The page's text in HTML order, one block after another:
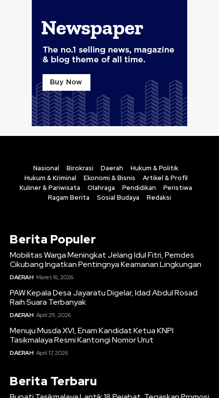
Nasional Birokrasi Daerah
Hukum & Politik
Hukum & Kriminal
Ekonomi & Bisnis
Artikel & Profil
Kuliner & Pariwisata
Olahraga Pendidikan
Peristiwa
Ragam Berita
Sosial Budaya Redaksi
Berita Populer
Mobilitas Warga Meningkat Jelang Idul Fitri, Pemdes
Cikubang Ingatkan Pentingnya Keamanan Lingkungan
DAERAH Maret 16, 2026
PAW Kepala Desa Jayaratu Digelar, Idad Abdul Rosad
Raih Suara Terbanyak
DAERAH April 29, 2026
Menuju Musda XVI, Enam Kandidat Ketua KNPI
Tasikmalaya Resmi Kantongi Nomor Urut
DAERAH April 17, 2026
Berita Terbaru